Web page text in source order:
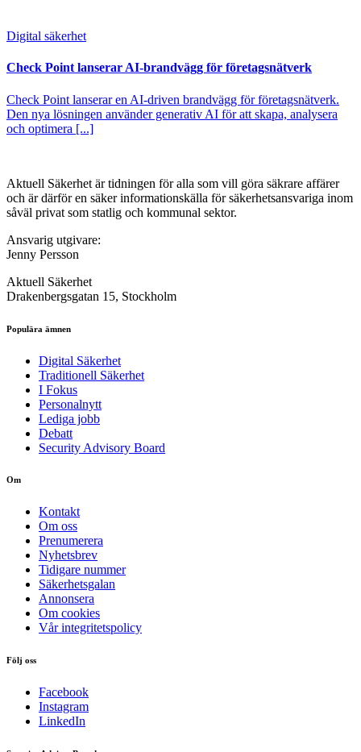
Digital säkerhet
Check Point lanserar AI-brandvägg för företagsnätverk
Check Point lanserar en AI-driven brandvägg för företagsnätverk.
Den nya lösningen använder generativ AI för att skapa, analysera
och optimera [...]
Aktuell Säkerhet är tidningen för alla som vill göra säkrare affärer
och är därför en säker informationskälla för säkerhets­ansvariga inom
såväl privat som statlig och kommunal sektor.
Ansvarig utgivare:
Jenny Persson
Aktuell Säkerhet
Drakenbergsgatan 15, Stockholm
Populära ämnen
Digital Säkerhet
Traditionell Säkerhet
I Fokus
Personalnytt
Lediga jobb
Debatt
Security Advisory Board
Om
Kontakt
Om oss
Prenumerera
Nyhetsbrev
Tidigare nummer
Säkerhetsgalan
Annonsera
Om cookies
Vår integritetspolicy
Följ oss
Facebook
Instagram
LinkedIn